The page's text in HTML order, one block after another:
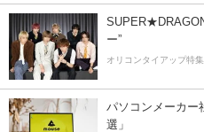
ー”
オリコンタイアップ特集
パソコンメーカー
選」